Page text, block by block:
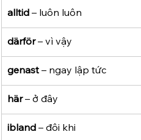
alltid – luôn luôn
därför – vì vậy
genast – ngay lập tức
här – ở đây
ibland – đôi khi